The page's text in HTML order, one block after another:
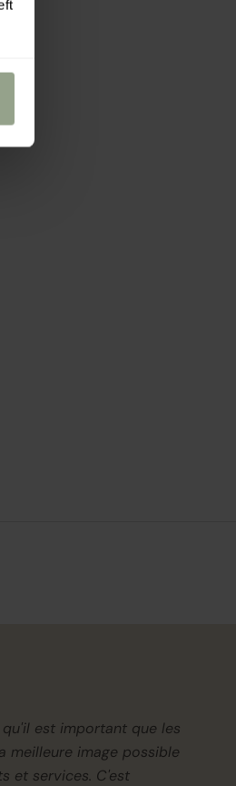
qu'il est important que les
meilleure image possible
et services. C'est